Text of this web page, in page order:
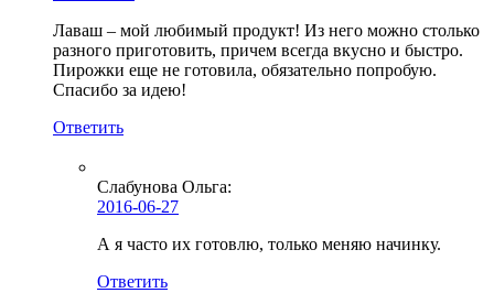
Лаваш – мой любимый продукт! Из него можно столько
разного приготовить, причем всегда вкусно и быстро.
Пирожки еще не готовила, обязательно попробую.
Спасибо за идею!
Ответить
Слабунова Ольга:
2016-06-27
А я часто их готовлю, только меняю начинку.
Ответить